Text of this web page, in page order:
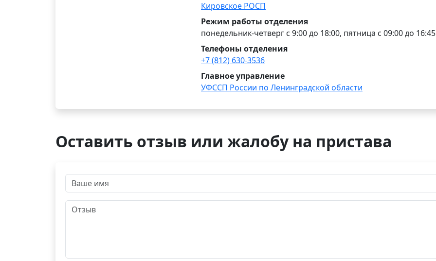
Кировское РОСП
Режим работы отделения
понедельник-четверг с 9:00 до 18:00, пятница с 09:00 до 16:45
Телефоны отделения
+7 (812) 630-3536
Главное управление
УФССП России по Ленинградской области
Оставить отзыв или жалобу на пристава